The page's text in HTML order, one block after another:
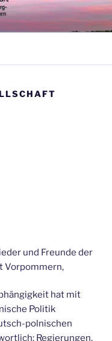
und Freunde der
Vorpommern,
hat mit
Politik
polnischen
Regierungen,